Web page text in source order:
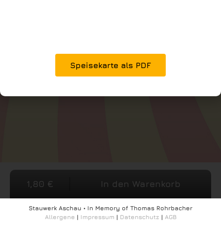
1,80 € In den Warenkorb
Stauwerk Aschau • In Memory of Thomas Rohrbacher
Allergene | Impressum | Datenschutz | AGB
Speisekarte als PDF